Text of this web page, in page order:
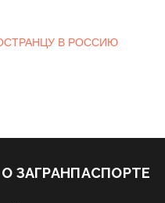
В РОССИЮ
О ЗАГРАНПАСПОРТЕ